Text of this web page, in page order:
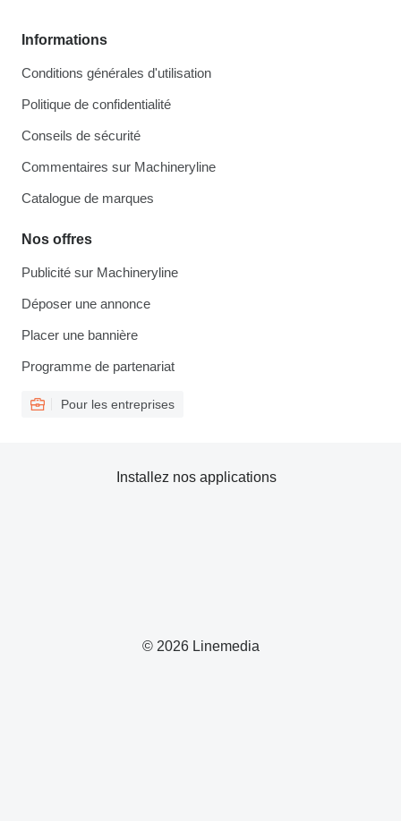
Informations
Conditions générales d'utilisation
Politique de confidentialité
Conseils de sécurité
Commentaires sur Machineryline
Catalogue de marques
Nos offres
Publicité sur Machineryline
Déposer une annonce
Placer une bannière
Programme de partenariat
Pour les entreprises
© 2026 Linemedia
Installez nos applications